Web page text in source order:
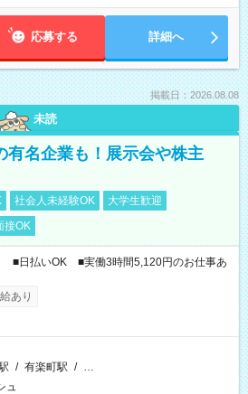
応募する 詳細へ
掲載日：2026.08.08
未読
有名企業も！展示会や株主
社会人未経験OK
大学生歓迎
接OK
■日払いOK ■実働3時間5,120円のお仕事あ
あり
/ 有楽町駅 / …
ュ